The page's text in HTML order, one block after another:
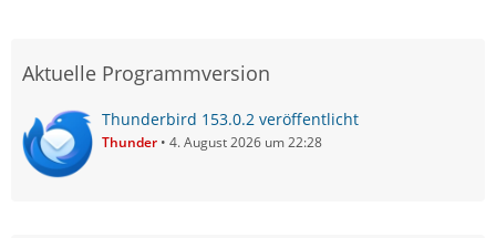
Aktuelle Programmversion
Thunderbird 153.0.2 veröffentlicht
Thunder 4. August 2026 um 22:28